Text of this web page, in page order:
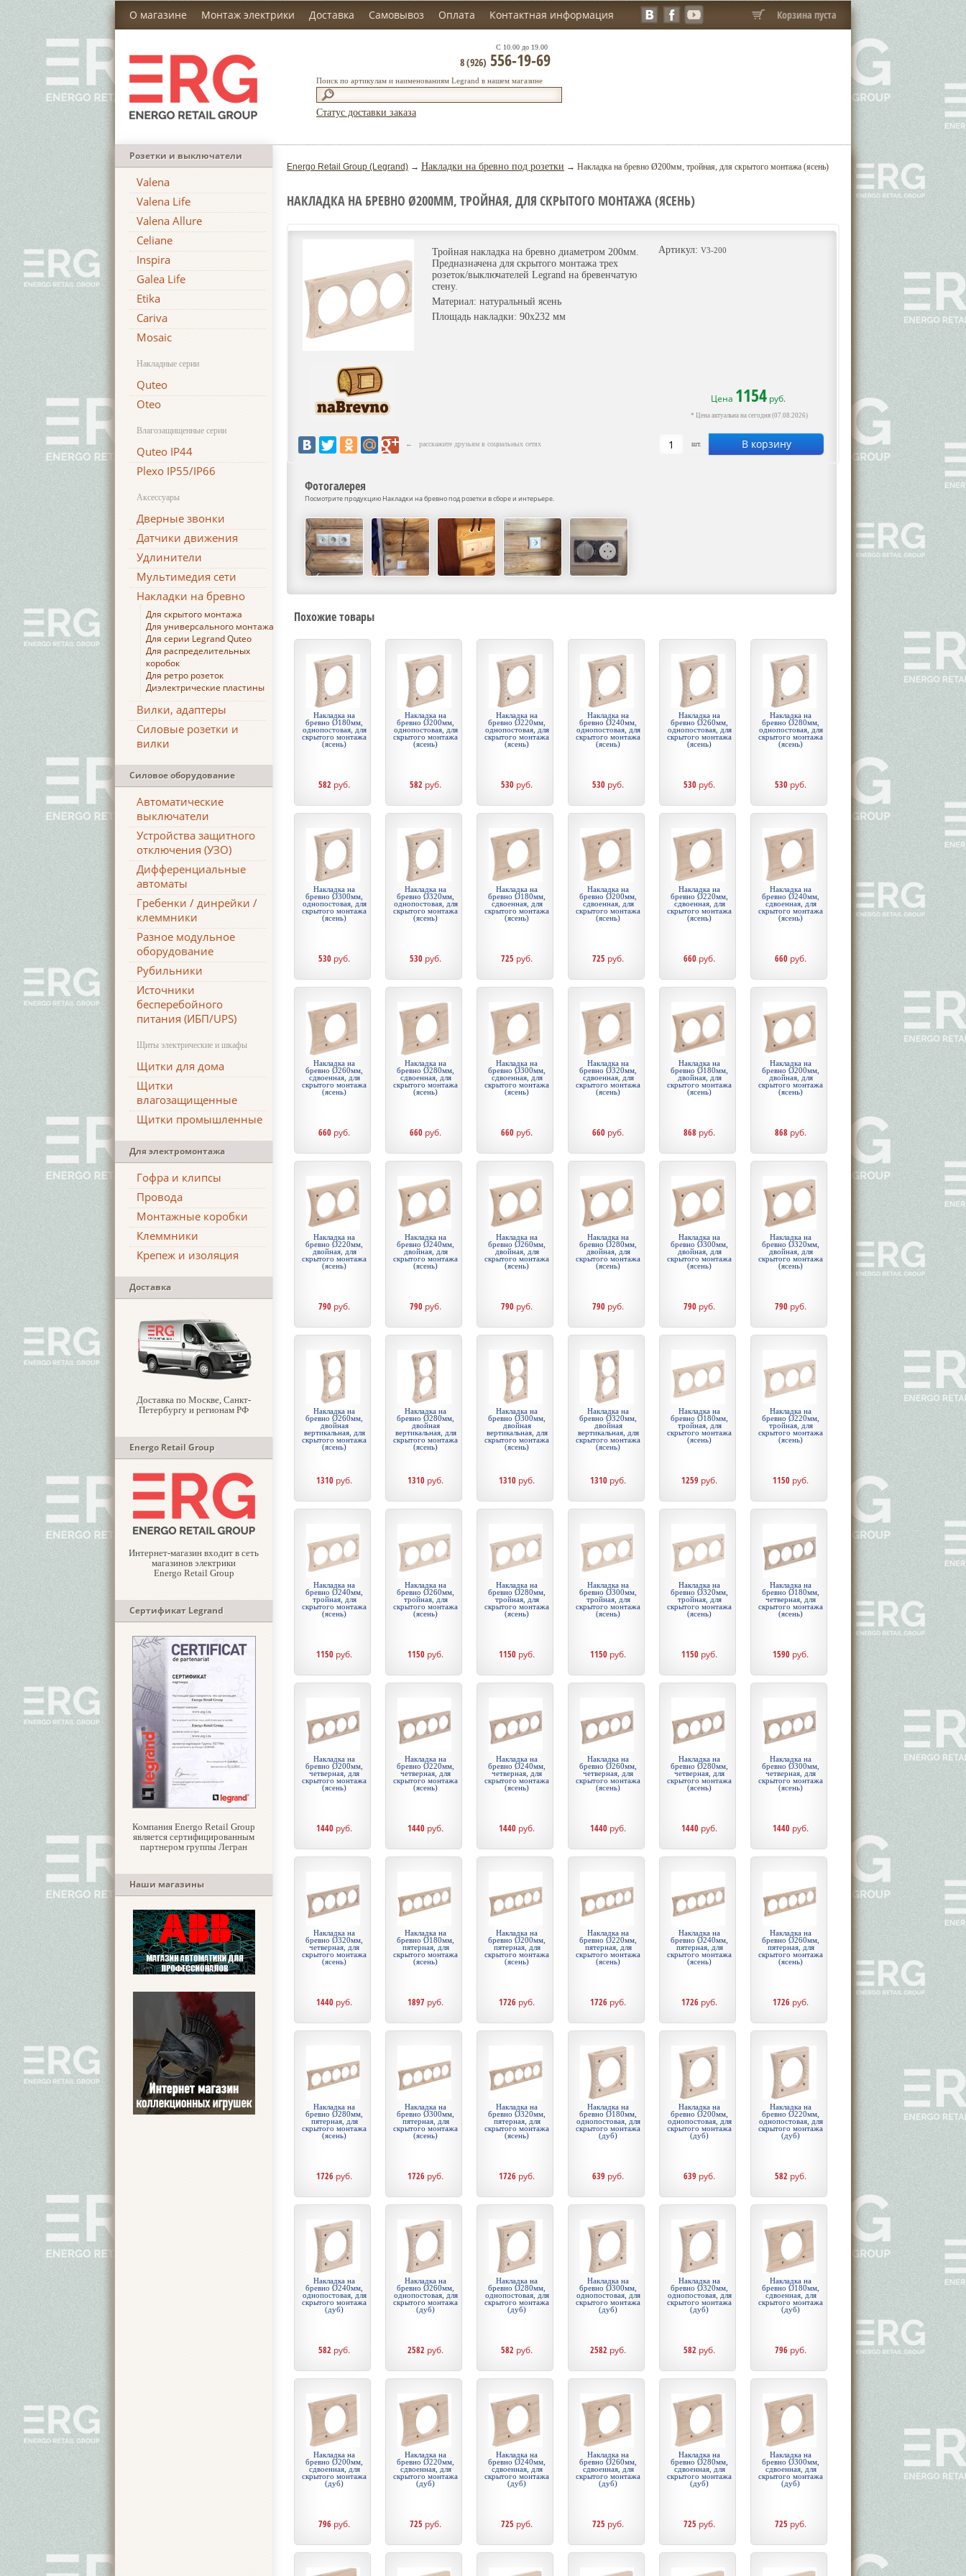
О магазине Монтаж электрики Доставка Самовывоз Оплата Контактная информация Корзина пуста
Поиск по артикулам и наименованиям Legrand в нашем магазине
С 10.00 до 19.00
8 (926) 556-19-69
Статус доставки заказа
Розетки и выключатели
Valena
Valena Life
Valena Allure
Celiane
Inspira
Galea Life
Etika
Cariva
Mosaic
Накладные серии
Quteo
Oteo
Влагозащищенные серии
Quteo IP44
Plexo IP55/IP66
Аксессуары
Дверные звонки
Датчики движения
Удлинители
Мультимедия сети
Накладки на бревно
Для скрытого монтажа
Для универсального монтажа
Для серии Legrand Quteo
Для распределительных
коробок
Для ретро розеток
Диэлектрические пластины
Вилки, адаптеры
Силовые розетки и
вилки
Силовое оборудование
Автоматические
выключатели
Устройства защитного
отключения (УЗО)
Дифференциальные
автоматы
Гребенки / динрейки /
клеммники
Разное модульное
оборудование
Рубильники
Источники
бесперебойного
питания (ИБП/UPS)
Щиты электрические и шкафы
Щитки для дома
Щитки
влагозащищенные
Щитки промышленные
Для электромонтажа
Гофра и клипсы
Провода
Монтажные коробки
Клеммники
Крепеж и изоляция
Доставка
Доставка по Москве, Санкт-
Петербургу и регионам РФ
Energo Retail Group
Интернет-магазин входит в сеть
магазинов электрики
Energo Retail Group
Сертификат Legrand
Компания Energo Retail Group
является сертифицированным
партнером группы Легран
Наши магазины
Energo Retail Group (Legrand) → Накладки на бревно под розетки → Накладка на бревно Ø200мм, тройная, для скрытого монтажа (ясень)
НАКЛАДКА НА БРЕВНО Ø200ММ, ТРОЙНАЯ, ДЛЯ СКРЫТОГО МОНТАЖА (ЯСЕНЬ)
Артикул: V3-200
Цена 1154 руб.
* Цена актуальна на сегодня (07.08.2026)
шт. В корзину
Тройная накладка на бревно диаметром 200мм.
Предназначена для скрытого монтажа трех
розеток/выключателей Legrand на бревенчатую
стену.
Материал: натуральный ясень
Площадь накладки: 90х232 мм
← расскажите друзьям в социальных сетях
Фотогалерея
Посмотрите продукцию Накладки на бревно под розетки в сборе и интерьере.
Похожие товары
Накладка на
бревно Ø180мм,
однопостовая, для
скрытого монтажа
(ясень)
582 руб.
Накладка на
бревно Ø200мм,
однопостовая, для
скрытого монтажа
(ясень)
582 руб.
Накладка на
бревно Ø220мм,
однопостовая, для
скрытого монтажа
(ясень)
530 руб.
Накладка на
бревно Ø240мм,
однопостовая, для
скрытого монтажа
(ясень)
530 руб.
Накладка на
бревно Ø260мм,
однопостовая, для
скрытого монтажа
(ясень)
530 руб.
Накладка на
бревно Ø280мм,
однопостовая, для
скрытого монтажа
(ясень)
530 руб.
Накладка на
бревно Ø300мм,
однопостовая, для
скрытого монтажа
(ясень)
530 руб.
Накладка на
бревно Ø320мм,
однопостовая, для
скрытого монтажа
(ясень)
530 руб.
Накладка на
бревно Ø180мм,
сдвоенная, для
скрытого монтажа
(ясень)
725 руб.
Накладка на
бревно Ø200мм,
сдвоенная, для
скрытого монтажа
(ясень)
725 руб.
Накладка на
бревно Ø220мм,
сдвоенная, для
скрытого монтажа
(ясень)
660 руб.
Накладка на
бревно Ø240мм,
сдвоенная, для
скрытого монтажа
(ясень)
660 руб.
Накладка на
бревно Ø260мм,
сдвоенная, для
скрытого монтажа
(ясень)
660 руб.
Накладка на
бревно Ø280мм,
сдвоенная, для
скрытого монтажа
(ясень)
660 руб.
Накладка на
бревно Ø300мм,
сдвоенная, для
скрытого монтажа
(ясень)
660 руб.
Накладка на
бревно Ø320мм,
сдвоенная, для
скрытого монтажа
(ясень)
660 руб.
Накладка на
бревно Ø180мм,
двойная, для
скрытого монтажа
(ясень)
868 руб.
Накладка на
бревно Ø200мм,
двойная, для
скрытого монтажа
(ясень)
868 руб.
Накладка на
бревно Ø220мм,
двойная, для
скрытого монтажа
(ясень)
790 руб.
Накладка на
бревно Ø240мм,
двойная, для
скрытого монтажа
(ясень)
790 руб.
Накладка на
бревно Ø260мм,
двойная, для
скрытого монтажа
(ясень)
790 руб.
Накладка на
бревно Ø280мм,
двойная, для
скрытого монтажа
(ясень)
790 руб.
Накладка на
бревно Ø300мм,
двойная, для
скрытого монтажа
(ясень)
790 руб.
Накладка на
бревно Ø320мм,
двойная, для
скрытого монтажа
(ясень)
790 руб.
Накладка на
бревно Ø260мм,
двойная
вертикальная, для
скрытого монтажа
(ясень)
1310 руб.
Накладка на
бревно Ø280мм,
двойная
вертикальная, для
скрытого монтажа
(ясень)
1310 руб.
Накладка на
бревно Ø300мм,
двойная
вертикальная, для
скрытого монтажа
(ясень)
1310 руб.
Накладка на
бревно Ø320мм,
двойная
вертикальная, для
скрытого монтажа
(ясень)
1310 руб.
Накладка на
бревно Ø180мм,
тройная, для
скрытого монтажа
(ясень)
1259 руб.
Накладка на
бревно Ø220мм,
тройная, для
скрытого монтажа
(ясень)
1150 руб.
Накладка на
бревно Ø240мм,
тройная, для
скрытого монтажа
(ясень)
1150 руб.
Накладка на
бревно Ø260мм,
тройная, для
скрытого монтажа
(ясень)
1150 руб.
Накладка на
бревно Ø280мм,
тройная, для
скрытого монтажа
(ясень)
1150 руб.
Накладка на
бревно Ø300мм,
тройная, для
скрытого монтажа
(ясень)
1150 руб.
Накладка на
бревно Ø320мм,
тройная, для
скрытого монтажа
(ясень)
1150 руб.
Накладка на
бревно Ø180мм,
четверная, для
скрытого монтажа
(ясень)
1590 руб.
Накладка на
бревно Ø200мм,
четверная, для
скрытого монтажа
(ясень)
1440 руб.
Накладка на
бревно Ø220мм,
четверная, для
скрытого монтажа
(ясень)
1440 руб.
Накладка на
бревно Ø240мм,
четверная, для
скрытого монтажа
(ясень)
1440 руб.
Накладка на
бревно Ø260мм,
четверная, для
скрытого монтажа
(ясень)
1440 руб.
Накладка на
бревно Ø280мм,
четверная, для
скрытого монтажа
(ясень)
1440 руб.
Накладка на
бревно Ø300мм,
четверная, для
скрытого монтажа
(ясень)
1440 руб.
Накладка на
бревно Ø320мм,
четверная, для
скрытого монтажа
(ясень)
1440 руб.
Накладка на
бревно Ø180мм,
пятерная, для
скрытого монтажа
(ясень)
1897 руб.
Накладка на
бревно Ø200мм,
пятерная, для
скрытого монтажа
(ясень)
1726 руб.
Накладка на
бревно Ø220мм,
пятерная, для
скрытого монтажа
(ясень)
1726 руб.
Накладка на
бревно Ø240мм,
пятерная, для
скрытого монтажа
(ясень)
1726 руб.
Накладка на
бревно Ø260мм,
пятерная, для
скрытого монтажа
(ясень)
1726 руб.
Накладка на
бревно Ø280мм,
пятерная, для
скрытого монтажа
(ясень)
1726 руб.
Накладка на
бревно Ø300мм,
пятерная, для
скрытого монтажа
(ясень)
1726 руб.
Накладка на
бревно Ø320мм,
пятерная, для
скрытого монтажа
(ясень)
1726 руб.
Накладка на
бревно Ø180мм,
однопостовая, для
скрытого монтажа
(дуб)
639 руб.
Накладка на
бревно Ø200мм,
однопостовая, для
скрытого монтажа
(дуб)
639 руб.
Накладка на
бревно Ø220мм,
однопостовая, для
скрытого монтажа
(дуб)
582 руб.
Накладка на
бревно Ø240мм,
однопостовая, для
скрытого монтажа
(дуб)
582 руб.
Накладка на
бревно Ø260мм,
однопостовая, для
скрытого монтажа
(дуб)
2582 руб.
Накладка на
бревно Ø280мм,
однопостовая, для
скрытого монтажа
(дуб)
582 руб.
Накладка на
бревно Ø300мм,
однопостовая, для
скрытого монтажа
(дуб)
2582 руб.
Накладка на
бревно Ø320мм,
однопостовая, для
скрытого монтажа
(дуб)
582 руб.
Накладка на
бревно Ø180мм,
сдвоенная, для
скрытого монтажа
(дуб)
796 руб.
Накладка на
бревно Ø200мм,
сдвоенная, для
скрытого монтажа
(дуб)
796 руб.
Накладка на
бревно Ø220мм,
сдвоенная, для
скрытого монтажа
(дуб)
725 руб.
Накладка на
бревно Ø240мм,
сдвоенная, для
скрытого монтажа
(дуб)
725 руб.
Накладка на
бревно Ø260мм,
сдвоенная, для
скрытого монтажа
(дуб)
725 руб.
Накладка на
бревно Ø280мм,
сдвоенная, для
скрытого монтажа
(дуб)
725 руб.
Накладка на
бревно Ø300мм,
сдвоенная, для
скрытого монтажа
(дуб)
725 руб.